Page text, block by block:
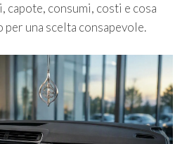
consumi, costi e cosa
una scelta consapevole.